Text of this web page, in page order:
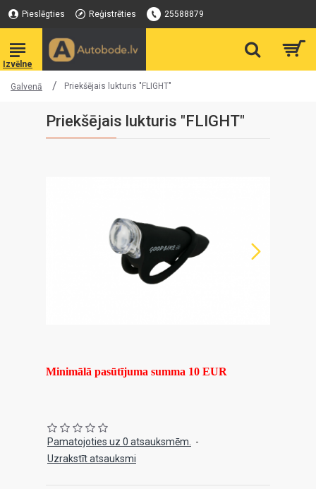
Pieslēgties Reģistrēties 25588879
Galvenā Priekšējais lukturis "FLIGHT"
Priekšējais lukturis "FLIGHT"
Minimālā pasūtījuma summa 10 EUR
Pamatojoties uz 0 atsauksmēm.
-
Uzrakstīt atsauksmi